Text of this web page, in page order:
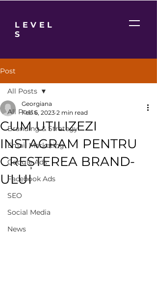
LEVEL
S
Post
All Posts
Branding & Strategy
Email Marketing
Google Ads
Facebook Ads
SEO
Social Media
News
All Posts
CUM UTILIZEZI
INSTAGRAM PENTRU
CREȘTEREA BRAND-
ULUI
Georgiana
Feb 6, 2023 2 min read